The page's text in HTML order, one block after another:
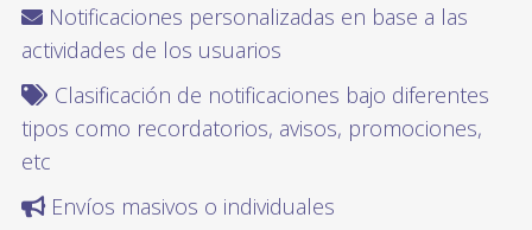
Notificaciones personalizadas en base a las
actividades de los usuarios
Clasificación de notificaciones bajo diferentes
tipos como recordatorios, avisos, promociones,
etc
Envíos masivos o individuales